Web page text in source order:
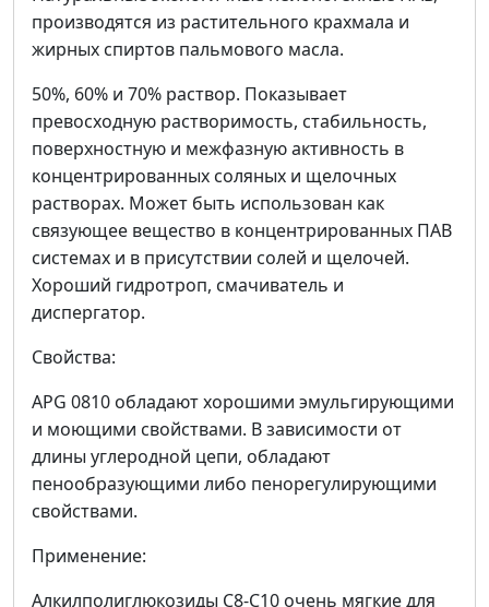
производятся из растительного крахмала и
жирных спиртов пальмового маcла.
50%, 60% и 70% раствор. Показывает
превосходную растворимость, стабильность,
поверхностную и межфазную активность в
концентрированных соляных и щелочных
растворах. Может быть использован как
связующее вещество в концентрированных ПАВ
системах и в присутствии солей и щелочей.
Хороший гидротроп, смачиватель и
диспергатор.
Свойства:
APG 0810 обладают хорошими эмульгирующими
и моющими свойствами. В зависимости от
длины углеродной цепи, обладают
пенообразующими либо пенорегулирующими
свойствами.
Применение:
Алкилполиглюкозиды С8-С10 очень мягкие для